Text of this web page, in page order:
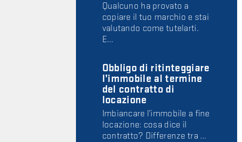
Qualcuno ha provato a
copiare il tuo marchio e stai
valutando come tutelarti.
E…
Obbligo di ritinteggiare
l’immobile al termine
del contratto di
locazione
Imbiancare l’immobile a fine
locazione: cosa dice il
contratto? Differenze tra …